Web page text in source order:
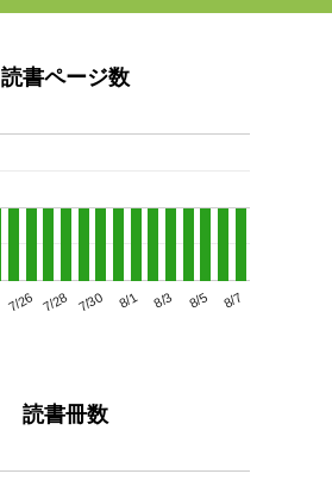
読書ページ数
7/26 7/28 7/30 8/1 8/3 8/5 8/7
読書冊数